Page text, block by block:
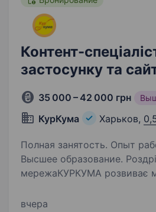
Контент-
застосунку та
35 000 – 42 000 грн
КурКума Харьков,
Полная занятость. Опыт
Высшее образование. Роздрібна
мережаКУРКУМА розвиває
спеціаліста, людину, яка
вчера